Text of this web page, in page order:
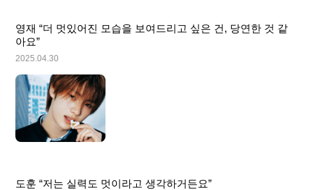
영재 “더 멋있어진 모습을 보여드리고 싶은 건, 당연한 것 같
아요”
2025.04.30
도훈 “저는 실력도 멋이라고 생각하거든요”